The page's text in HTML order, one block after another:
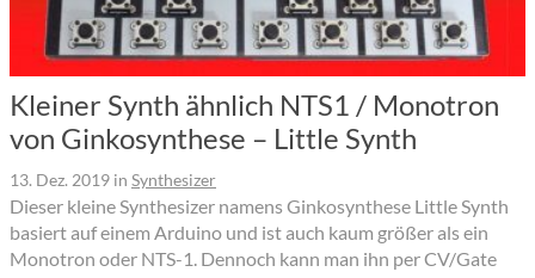
Kleiner Synth ähnlich NTS1 / Monotron
von Ginkosynthese – Little Synth
13. Dez. 2019 in Synthesizer
Dieser kleine Synthesizer namens Ginkosynthese Little Synth
basiert auf einem Arduino und ist auch kaum größer als ein
Monotron oder NTS-1. Dennoch kann man ihn per CV/Gate